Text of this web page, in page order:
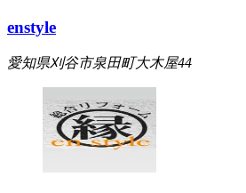
enstyle
愛知県刈谷市泉田町大木屋44